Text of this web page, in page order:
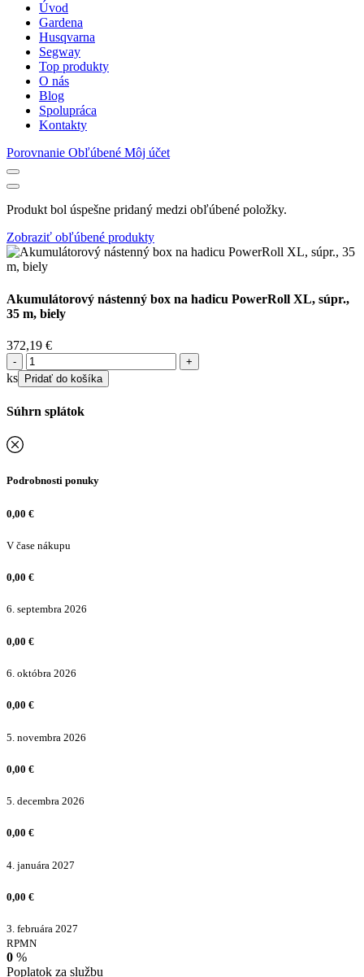
Úvod
Gardena
Husqvarna
Segway
Top produkty
O nás
Blog
Spolupráca
Kontakty
Porovnanie Obľúbené Môj účet
Produkt bol úspešne pridaný medzi obľúbené položky.
Zobraziť obľúbené produkty
Akumulátorový nástenný box na hadicu PowerRoll XL, súpr.,
35 m, biely
372,19 €
množstvo
Akumulátorový
nástenný
na
PowerRoll
súpr.,
biely
ks Pridať do košíka
Súhrn splátok
Podrobnosti ponuky
0,00 €
V čase nákupu
0,00 €
6. septembra 2026
0,00 €
6. októbra 2026
0,00 €
5. novembra 2026
0,00 €
5. decembra 2026
0,00 €
4. januára 2027
0,00 €
3. februára 2027
RPMN
0 %
Poplatok za službu